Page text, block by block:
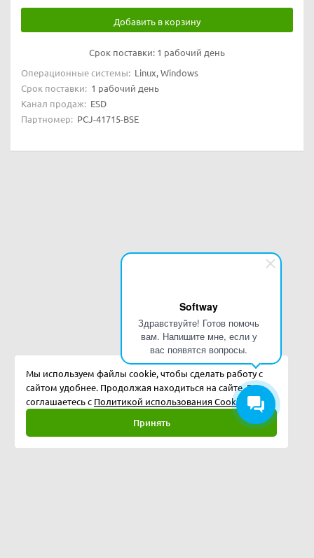
Softway
Здравствуйте! Готов помочь
вам. Напишите мне, если у
вас появятся вопросы.
Добавить в корзину
Срок поставки: 1 рабочий день
Операционные системы: Linux, Windows
Срок поставки: 1 рабочий день
Канал продаж: ESD
Партномер: PCJ-41715-BSE
Мы используем файлы cookie, чтобы сделать работу с
сайтом удобнее. Продолжая находиться на сайте, Вы
соглашаетесь с Политикой использования Cookies.
Принять